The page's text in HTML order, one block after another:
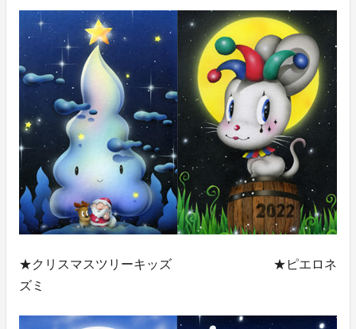
★クリスマスツリーキッズ ★ピエロネ
ズミ